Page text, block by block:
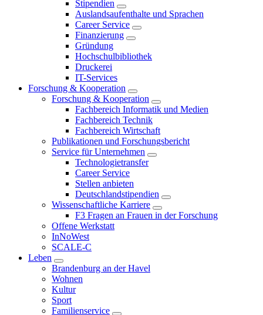
Stipendien
Auslandsaufenthalte und Sprachen
Career Service
Finanzierung
Gründung
Hochschulbibliothek
Druckerei
IT-Services
Forschung & Kooperation
Forschung & Kooperation
Fachbereich Informatik und Medien
Fachbereich Technik
Fachbereich Wirtschaft
Publikationen und Forschungsbericht
Service für Unternehmen
Technologietransfer
Career Service
Stellen anbieten
Deutschlandstipendien
Wissenschaftliche Karriere
F3 Fragen an Frauen in der Forschung
Offene Werkstatt
InNoWest
SCALE-C
Leben
Brandenburg an der Havel
Wohnen
Kultur
Sport
Familienservice